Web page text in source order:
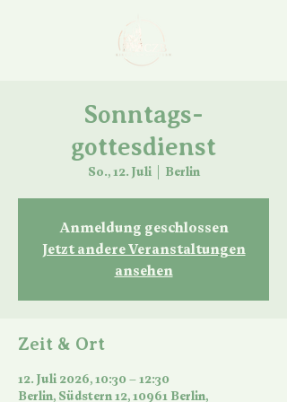
Sonntags-
gottesdienst
So., 12. Juli
  |
Berlin
Anmeldung geschlossen
Jetzt andere Veranstaltungen
ansehen
Zeit & Ort
12. Juli 2026, 10:30 – 12:30
Berlin, Südstern 12, 10961 Berlin,